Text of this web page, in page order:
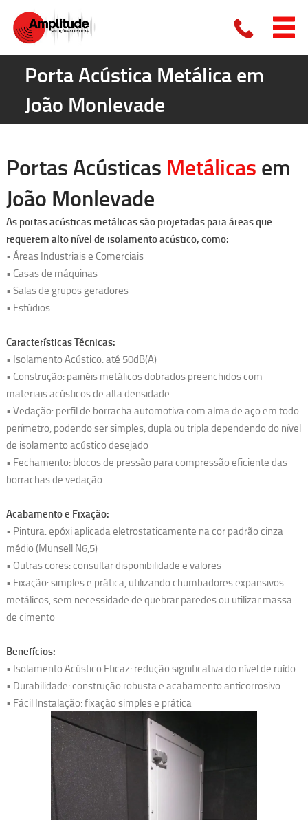
Porta Acústica Metálica em
João Monlevade
Portas Acústicas Metálicas em
João Monlevade
Asportas acústicas metálicassão projetadas para áreas que
requerem alto nível de isolamento acústico, como:
• Áreas Industriais e Comerciais
• Casas de máquinas
• Salas de grupos geradores
• Estúdios
Características Técnicas:
• Isolamento Acústico: até 50dB(A)
• Construção: painéis metálicos dobrados preenchidos com
materiais acústicos de alta densidade
• Vedação: perfil de borracha automotiva com alma de aço em todo
perímetro, podendo ser simples, dupla ou tripla dependendo do nível
de isolamento acústico desejado
• Fechamento: blocos de pressão para compressão eficiente das
borrachas de vedação
Acabamento e Fixação:
• Pintura: epóxi aplicada eletrostaticamente na cor padrão cinza
médio (Munsell N6,5)
• Outras cores: consultar disponibilidade e valores
• Fixação: simples e prática, utilizando chumbadores expansivos
metálicos, sem necessidade de quebrar paredes ou utilizar massa
de cimento
Benefícios:
• Isolamento Acústico Eficaz: redução significativa do nível de ruído
• Durabilidade: construção robusta e acabamento anticorrosivo
• Fácil Instalação: fixação simples e prática